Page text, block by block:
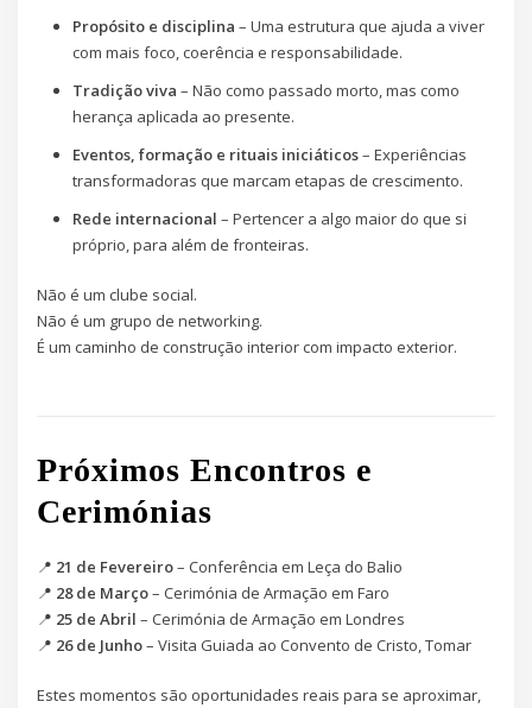
Propósito e disciplina – Uma estrutura que ajuda a viver
com mais foco, coerência e responsabilidade.
Tradição viva – Não como passado morto, mas como
herança aplicada ao presente.
Eventos, formação e rituais iniciáticos– Experiências
transformadoras que marcam etapas de crescimento.
Rede internacional – Pertencer a algo maior do que si
próprio, para além de fronteiras.
Não é um clube social.
Não é um grupo de networking.
É um caminho de construção interior com impacto exterior.
Próximos Encontros e
Cerimónias
📍 21 de Fevereiro– Conferência em Leça do Balio
📍 28 de Março– Cerimónia de Armação em Faro
📍 25 de Abril – Cerimónia de Armação em Londres
📍 26 de Junho– Visita Guiada ao Convento de Cristo, Tomar
Estes momentos são oportunidades reais para se aproximar,